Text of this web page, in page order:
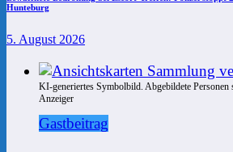
Hunteburg
5. August 2026
KI-generiertes Symbolbild. Abgebildete
Anzeiger
Gastbeitrag